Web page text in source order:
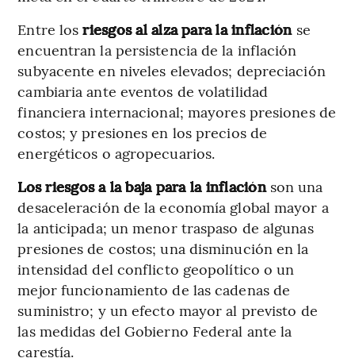
Entre losriesgos al alza para la inflación se
encuentran la persistencia de la inflación
subyacente en niveles elevados; depreciación
cambiaria ante eventos de volatilidad
financiera internacional; mayores presiones de
costos; y presiones en los precios de
energéticos o agropecuarios.
Los riesgos a la baja para la inflaciónson una
desaceleración de la economía global mayor a
la anticipada; un menor traspaso de algunas
presiones de costos; una disminución en la
intensidad del conflicto geopolítico o un
mejor funcionamiento de las cadenas de
suministro; y un efecto mayor al previsto de
las medidas del Gobierno Federal ante la
carestía.